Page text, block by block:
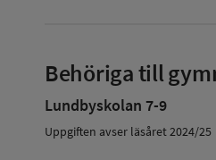
Behöriga till
Lundbyskolan 7-9
Uppgiften avser läsåret 2024/25